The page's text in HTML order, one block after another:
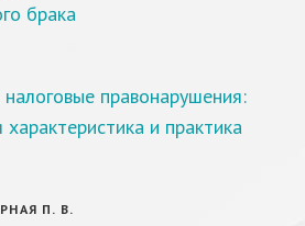
брака
правонарушения:
и практика
П. В.